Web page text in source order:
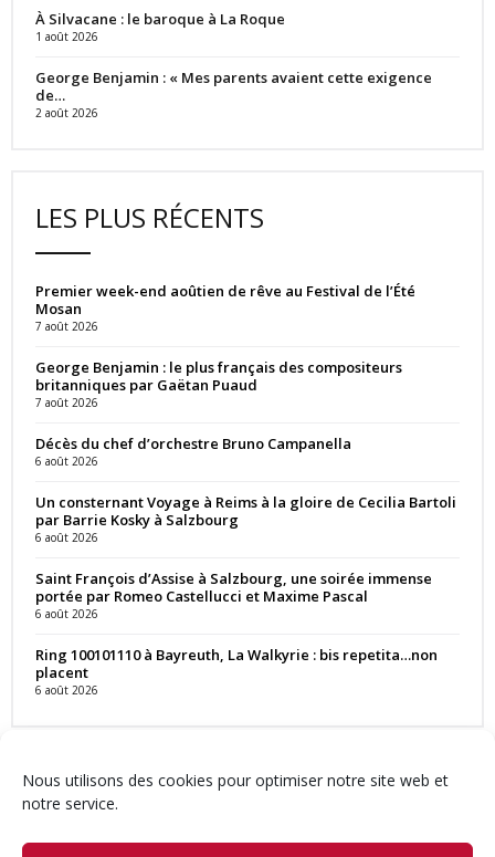
Nous utilisons des cookies pour optimiser notre site web et
notre service.
À Silvacane : le baroque à La Roque
1 août 2026
George Benjamin : « Mes parents avaient cette exigence
de…
2 août 2026
LES PLUS RÉCENTS
Premier week-end aoûtien de rêve au Festival de l’Été
Mosan
7 août 2026
George Benjamin : le plus français des compositeurs
britanniques par Gaëtan Puaud
7 août 2026
Décès du chef d’orchestre Bruno Campanella
6 août 2026
Un consternant Voyage à Reims à la gloire de Cecilia Bartoli
par Barrie Kosky à Salzbourg
6 août 2026
Saint François d’Assise à Salzbourg, une soirée immense
portée par Romeo Castellucci et Maxime Pascal
6 août 2026
Ring 100101110 à Bayreuth, La Walkyrie : bis repetita…non
placent
6 août 2026